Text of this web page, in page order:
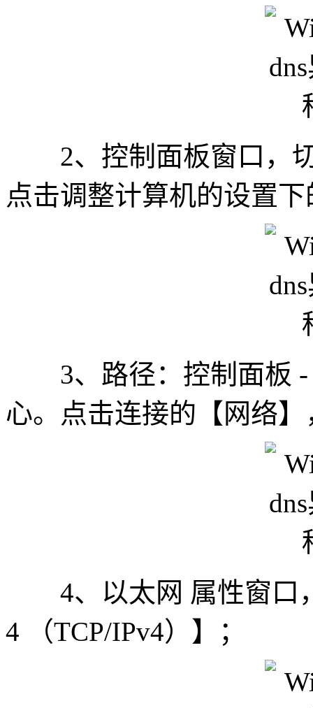
2、控制面板窗口，切
点击调整计算机的设置
3、路径：控制面板 -
心。点击连接的【网络
4、以太网 属性窗口
4 （TCP/IPv4）】；